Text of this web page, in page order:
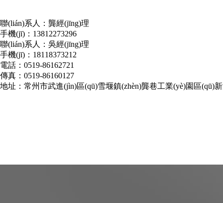
聯(lián)系人：龔經(jīng)理
手機(jī)：13812273296
聯(lián)系人：吳經(jīng)理
手機(jī)：18118373212
電話：0519-86162721
傳真：0519-86160127
地址：常州市武進(jìn)區(qū)雪堰鎮(zhèn)龔巷工業(yè)園區(qū)